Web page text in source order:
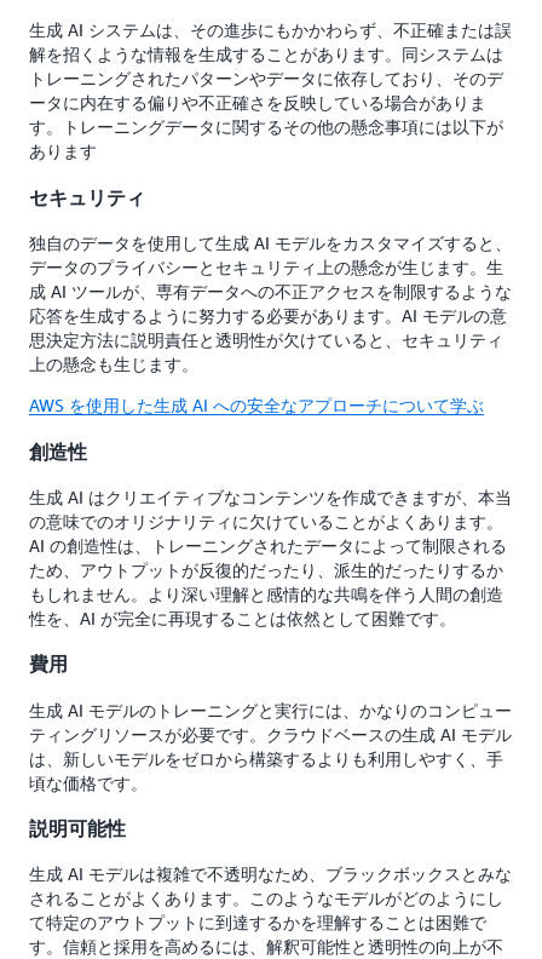
生成 AI システムは、その進歩にもかかわらず、不正確または誤
解を招くような情報を生成することがあります。同システムは
トレーニングされたパターンやデータに依存しており、そのデ
ータに内在する偏りや不正確さを反映している場合がありま
す。トレーニングデータに関するその他の懸念事項には以下が
あります
セキュリティ
独自のデータを使用して生成 AI モデルをカスタマイズすると、
データのプライバシーとセキュリティ上の懸念が生じます。生
成 AI ツールが、専有データへの不正アクセスを制限するような
応答を生成するように努力する必要があります。AI モデルの意
思決定方法に説明責任と透明性が欠けていると、セキュリティ
上の懸念も生じます。
AWS を使用した生成 AI への安全なアプローチについて学ぶ
創造性
生成 AI はクリエイティブなコンテンツを作成できますが、本当
の意味でのオリジナリティに欠けていることがよくあります。
AI の創造性は、トレーニングされたデータによって制限される
ため、アウトプットが反復的だったり、派生的だったりするか
もしれません。より深い理解と感情的な共鳴を伴う人間の創造
性を、AI が完全に再現することは依然として困難です。
費用
生成 AI モデルのトレーニングと実行には、かなりのコンピュー
ティングリソースが必要です。クラウドベースの生成 AI モデル
は、新しいモデルをゼロから構築するよりも利用しやすく、手
頃な価格です。
説明可能性
生成 AI モデルは複雑で不透明なため、ブラックボックスとみな
されることがよくあります。このようなモデルがどのようにし
て特定のアウトプットに到達するかを理解することは困難で
す。信頼と採用を高めるには、解釈可能性と透明性の向上が不